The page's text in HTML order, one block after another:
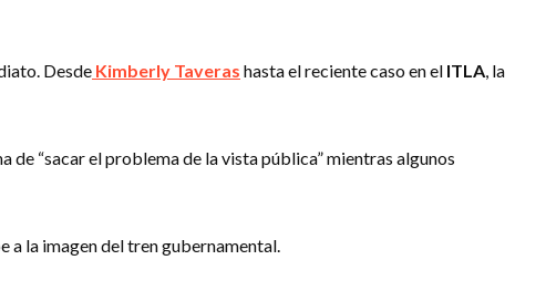
Desde Kimberly Taveras hasta el reciente caso en el ITLA , la
“sacar el problema de la vista pública” mientras algunos
a la imagen del tren gubernamental.